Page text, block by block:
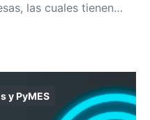
las cuales tienen…
y PyMES